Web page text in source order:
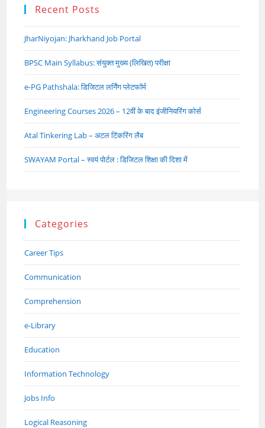
Recent Posts
JharNiyojan: Jharkhand Job Portal
BPSC Main Syllabus: संयुक्त मुख्य (लिखित) परीक्षा
e-PG Pathshala: डिजिटल लर्निंग प्लेटफॉर्म
Engineering Courses 2026 – 12वीं के बाद इंजीनियरिंग कोर्स
Atal Tinkering Lab – अटल टिंकरिंग लैब
SWAYAM Portal – स्वयं पोर्टल : डिजिटल शिक्षा की दिशा में
Categories
Career Tips
Communication
Comprehension
e-Library
Education
Information Technology
Jobs Info
Logical Reasoning